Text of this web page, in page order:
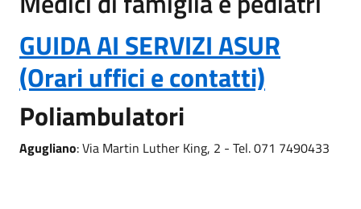
GUIDA AI SERVIZI ASUR
(Orari uffici e contatti)
Poliambulatori
Agugliano: Via Martin Luther King, 2 - Tel. 071 7490433